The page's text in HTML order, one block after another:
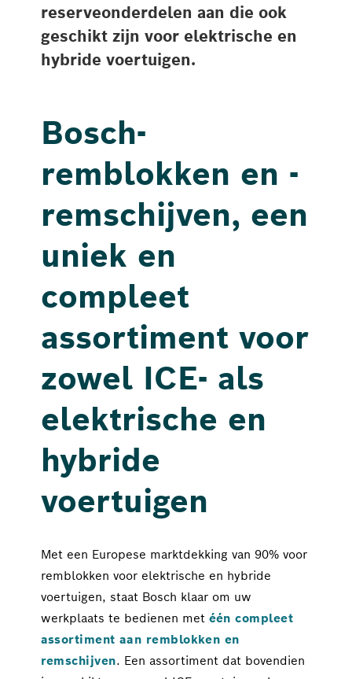
reserveonderdelen aan die ook
geschikt zijn voor elektrische en
hybride voertuigen.
Bosch-
remblokken en -
remschijven, een
uniek en
compleet
assortiment voor
zowel ICE- als
elektrische en
hybride
voertuigen
Met een Europese marktdekking van 90% voor
remblokken voor elektrische en hybride
voertuigen, staat Bosch klaar om uw
werkplaats te bedienen met één compleet
assortiment aan remblokken en
remschijven. Een assortiment dat bovendien